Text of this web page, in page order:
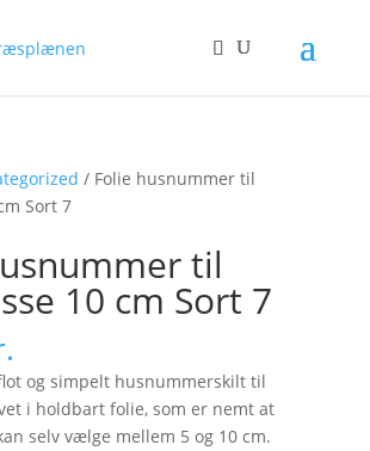
/ Folie husnummer til
Sort 7
til
10 cm Sort 7
og simpelt husnummerskilt til
i holdbart folie, som er nemt at
selv vælge mellem 5 og 10 cm.